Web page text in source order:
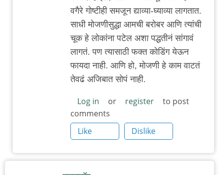
वगैरे गोष्टीही समजून द्याव्या-घ्याव्या लागतात.
साधी मोजणीसुद्धा आमची बरोबर आणि त्यांची
चूक हे लोकांना पटेल अशा पद्धतीनं सांगावं
लागतं. पण त्यासाठी फक्त कोडिंग येऊन
फायदा नाही. आणि हो, मोजणी हे काम वाटतं
तेवढं अजिबात सोपं नाही.
Log in or register
to post
comments
Like
Dislike